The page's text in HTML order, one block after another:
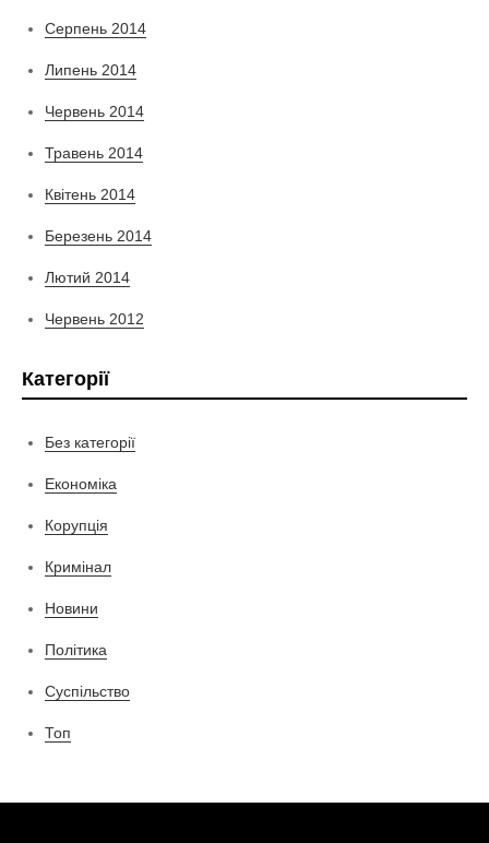
Серпень 2014
Липень 2014
Червень 2014
Травень 2014
Квітень 2014
Березень 2014
Лютий 2014
Червень 2012
Категорії
Без категорії
Економіка
Корупція
Кримінал
Новини
Політика
Суспільство
Топ